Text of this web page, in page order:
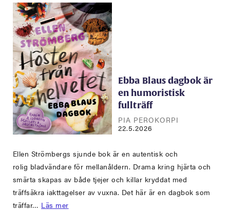
Ebba Blaus dagbok är
en humoristisk
fullträff
PIA PEROKORPI
22.5.2026
Ellen Strömbergs sjunde bok är en autentisk och
rolig bladvändare för mellanåldern. Drama kring hjärta och
smärta skapas av både tjejer och killar kryddat med
träffsäkra iakttagelser av vuxna. Det här är en dagbok som
träffar… Läs mer